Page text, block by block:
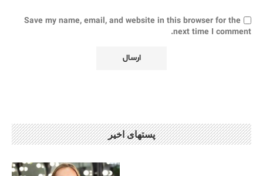
Save my name, email, and website in this browser for the
next time I comment.
پستهای اخیر